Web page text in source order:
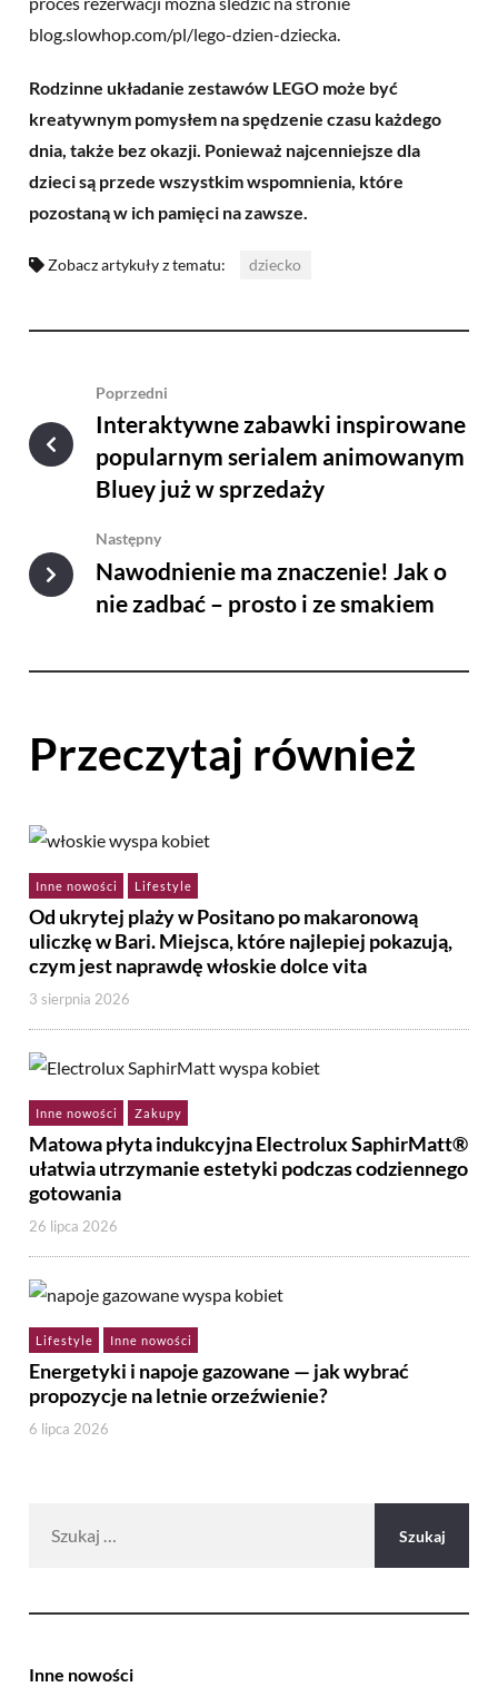
blog.slowhop.com/pl/lego-dzien-dziecka.
Rodzinne układanie zestawów LEGO może być
kreatywnym pomysłem na spędzenie czasu każdego
dnia, także bez okazji. Ponieważ najcenniejsze dla
dzieci są przede wszystkim wspomnienia, które
pozostaną w ich pamięci na zawsze.
Zobacz artykuły z tematu: dziecko
Poprzedni
Interaktywne zabawki inspirowane
popularnym serialem animowanym
Bluey już w sprzedaży
Następny
Nawodnienie ma znaczenie! Jak o
nie zadbać – prosto i ze smakiem
Przeczytaj również
Inne nowości Lifestyle
Od ukrytej plaży w Positano po makaronową
uliczkę w Bari. Miejsca, które najlepiej pokazują,
czym jest naprawdę włoskie dolce vita
3 sierpnia 2026
Inne nowości Zakupy
Matowa płyta indukcyjna Electrolux SaphirMatt®
ułatwia utrzymanie estetyki podczas codziennego
gotowania
26 lipca 2026
Lifestyle Inne nowości
Energetyki i napoje gazowane — jak wybrać
propozycje na letnie orzeźwienie?
6 lipca 2026
Inne nowości